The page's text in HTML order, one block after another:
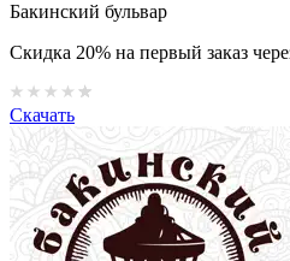
Бакинский бульвар
Скидка 20% на первый заказ
Скачать